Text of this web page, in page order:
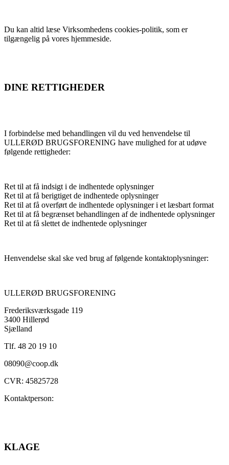
Du kan altid læse Virksomhedens cookies-politik, som er
tilgængelig på vores hjemmeside.
DINE RETTIGHEDER
I forbindelse med behandlingen vil du ved henvendelse til
ULLERØD BRUGSFORENING have mulighed for at udøve
følgende rettigheder:
Ret til at få indsigt i de indhentede oplysninger
Ret til at få berigtiget de indhentede oplysninger
Ret til at få overført de indhentede oplysninger i et læsbart format
Ret til at få begrænset behandlingen af de indhentede oplysninger
Ret til at få slettet de indhentede oplysninger
Henvendelse skal ske ved brug af følgende kontaktoplysninger:
ULLERØD BRUGSFORENING
Frederiksværksgade 119
3400 Hillerød
Sjælland
Tlf. 48 20 19 10
08090@coop.dk
CVR: 45825728
Kontaktperson:
KLAGE